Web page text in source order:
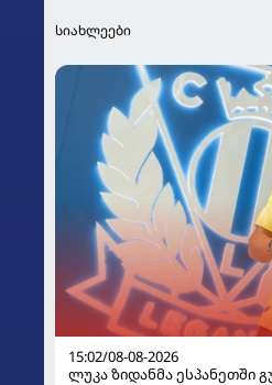
სიახლეები
15:02/08-08-2026
ლუკა ზიდანმა ესპანეთში